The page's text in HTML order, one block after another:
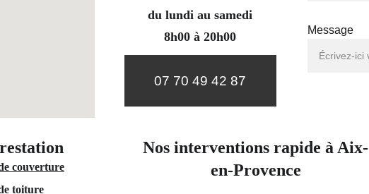
Message
07 70 49 42 87
du lundi au samedi
8h00 à 20h00
Nos interventions rapide à Aix-
en-Provence
couverture
toiture